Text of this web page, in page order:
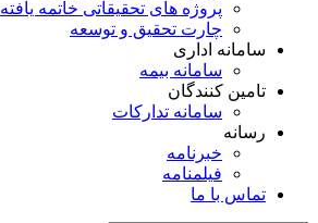
پروژه های تحقیقاتی خاتمه یافته
چارت تحقیق و توسعه
سامانه اداری
سامانه بیمه
تامین کنندگان
سامانه تدارکات
رسانه
خبرنامه
فیلمنامه
تماس با ما